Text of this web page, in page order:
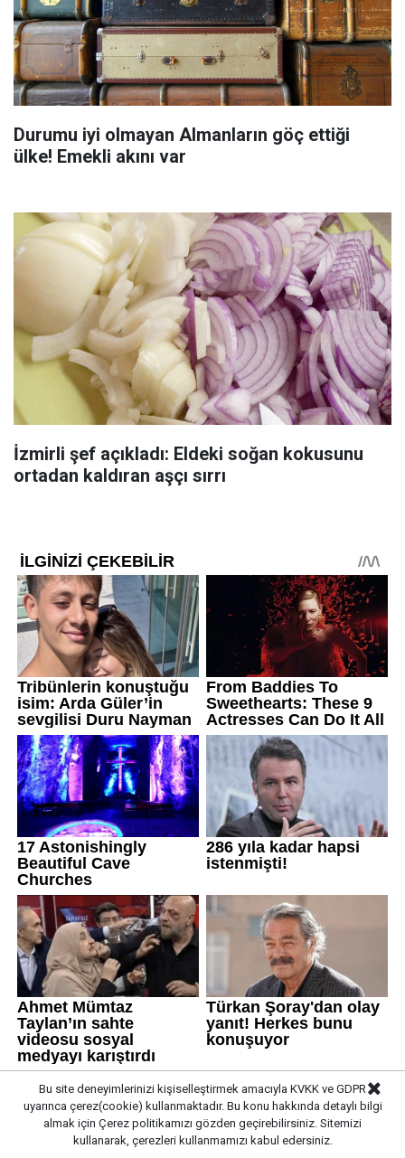
Durumu iyi olmayan Almanların göç ettiği
ülke! Emekli akını var
İzmirli şef açıkladı: Eldeki soğan kokusunu
ortadan kaldıran aşçı sırrı
Bu site deneyimlerinizi kişiselleştirmek amacıyla KVKK ve GDPR
uyarınca çerez(cookie) kullanmaktadır. Bu konu hakkında detaylı bilgi
almak için Çerez politikamızı gözden geçirebilirsiniz. Sitemizi
kullanarak, çerezleri kullanmamızı kabul edersiniz.